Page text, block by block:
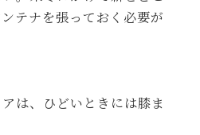
テナを張っておく必要が
は、ひどいときには膝ま